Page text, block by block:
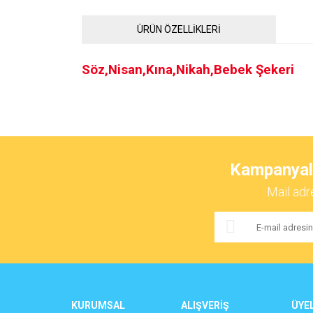
ÜRÜN ÖZELLİKLERİ
Söz,Nisan,Kına,Nikah,Bebek Şekeri
Ürün resmi kalitesiz, bozuk veya görüntülenemiyor.
Mail
KURUMSAL ALIŞVERİŞ